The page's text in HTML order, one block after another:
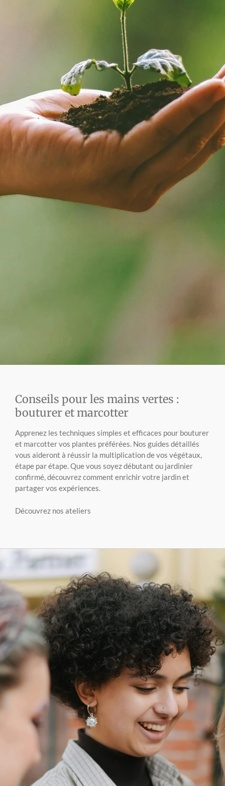
Conseils pour les mains vertes :
bouturer et marcotter
Apprenez les techniques simples et efficaces pour bouturer
et marcotter vos plantes préférées. Nos guides détaillés
vous aideront à réussir la multiplication de vos végétaux,
étape par étape. Que vous soyez débutant ou jardinier
confirmé, découvrez comment enrichir votre jardin et
partager vos expériences.
Découvrez nos ateliers